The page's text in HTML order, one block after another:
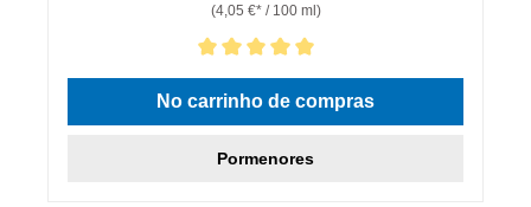
(4,05 €* / 100 ml)
Classificação média de 5 de 5 estrelas
No carrinho de compras
Pormenores